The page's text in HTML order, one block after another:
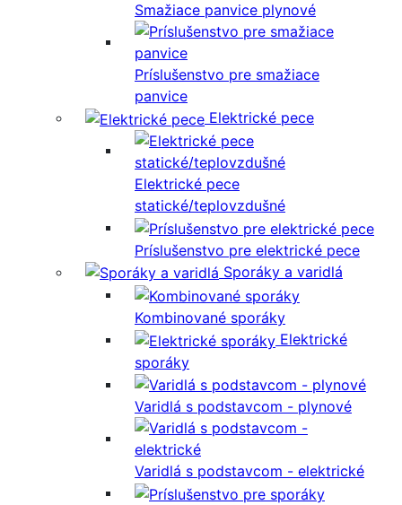
Smažiace panvice plynové
Príslušenstvo pre smažiace
panvice
Elektrické pece
Elektrické pece
statické/teplovzdušné
Príslušenstvo pre elektrické pece
Sporáky a varidlá
Kombinované sporáky
Elektrické
sporáky
Varidlá s podstavcom - plynové
Varidlá s podstavcom - elektrické